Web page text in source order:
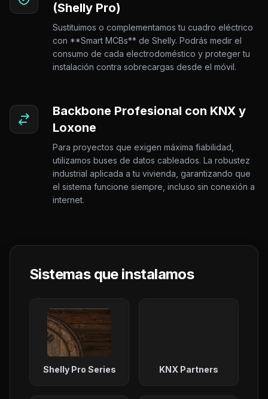
(Shelly Pro)
Sustituimos o complementamos tu cuadro eléctrico
con **Smart MCBs** de Shelly. Podrás medir el
consumo de cada electrodoméstico y proteger tu
instalación contra sobrecargas desde el móvil.
Backbone Profesional con KNX y
Loxone
Para proyectos que exigen máxima fiabilidad,
utilizamos buses de datos cableados. La robustez
industrial aplicada a tu vivienda, garantizando que
el sistema funcione siempre, incluso sin conexión a
internet.
Sistemas que instalamos
Shelly Pro Series KNX Partners